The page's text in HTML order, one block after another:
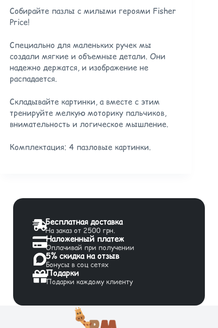
Собирайте пазлы с милыми героями Fisher
Price!
Специально для маленьких ручек мы
создали мягкие и объемные детали. Они
надежно держатся, и изображение не
распадается.
Складывайте картинки, а вместе с этим
тренируйте мелкую моторику пальчиков,
внимательность и логическое мышление.
Комплектация: 4 пазловые картинки.
Бесплатная доставка
На заказ от 2500 грн.
Наложенный платеж
Оплачивай при получении
5% скидка на отзыв
Бонусы в соц сетях
Подарки
Подарки каждому клиенту